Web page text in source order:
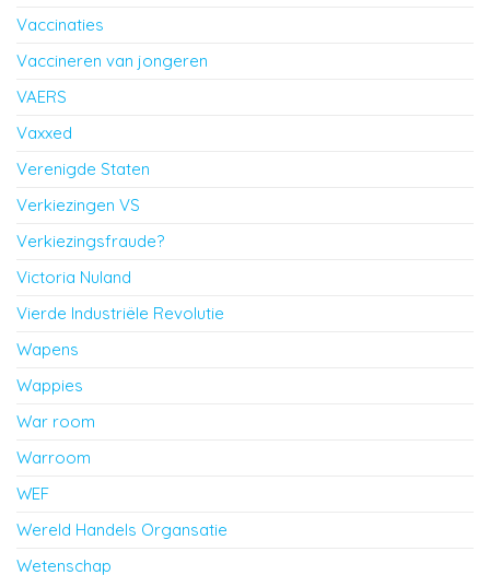
Vaccinaties
Vaccineren van jongeren
VAERS
Vaxxed
Verenigde Staten
Verkiezingen VS
Verkiezingsfraude?
Victoria Nuland
Vierde Industriële Revolutie
Wapens
Wappies
War room
Warroom
WEF
Wereld Handels Organsatie
Wetenschap